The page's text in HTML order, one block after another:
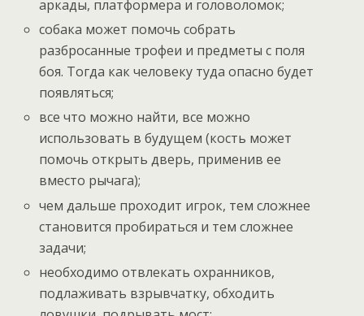
аркады, платформера и головоломок;
собака может помочь собрать
разбросанные трофеи и предметы с поля
боя. Тогда как человеку туда опасно будет
появляться;
все что можно найти, все можно
использовать в будущем (кость может
помочь открыть дверь, применив ее
вместо рычага);
чем дальше проходит игрок, тем сложнее
становится пробираться и тем сложнее
задачи;
необходимо отвлекать охранников,
подлаживать взрывчатку, обходить